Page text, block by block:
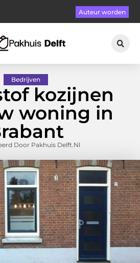
Auteur worden
Bedrijven
kozijnen
woning in
Door Pakhuis Delft.nl